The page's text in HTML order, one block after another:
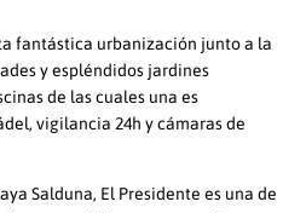
fantástica urbanización junto a la
y espléndidos jardines
de las cuales una es
vigilancia 24h y cámaras de
Salduna, El Presidente es una de